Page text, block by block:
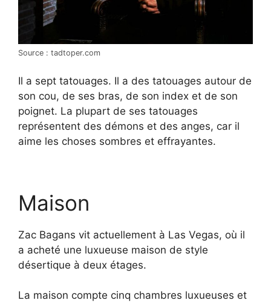
Source : tadtoper.com
Il a sept tatouages. Il a des tatouages autour de
son cou, de ses bras, de son index et de son
poignet. La plupart de ses tatouages
représentent des démons et des anges, car il
aime les choses sombres et effrayantes.
Maison
Zac Bagans vit actuellement à Las Vegas, où il
a acheté une luxueuse maison de style
désertique à deux étages.
La maison compte cinq chambres luxueuses et